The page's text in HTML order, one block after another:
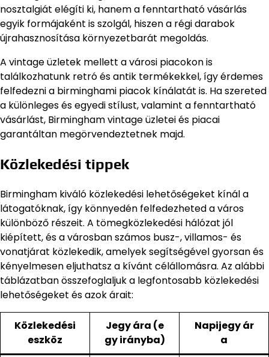
nosztalgiát elégíti ki, hanem a fenntartható vásárlás
egyik formájaként is szolgál, hiszen a régi darabok
újrahasznosítása környezetbarát megoldás.
A vintage üzletek mellett a városi piacokon is
találkozhatunk retró és antik termékekkel, így érdemes
felfedezni a birminghami piacok kínálatát is. Ha szereted
a különleges és egyedi stílust, valamint a fenntartható
vásárlást, Birmingham vintage üzletei és piacai
garantáltan megörvendeztetnek majd.
Közlekedési tippek
Birmingham kiváló közlekedési lehetőségeket kínál a
látogatóknak, így könnyedén felfedezheted a város
különböző részeit. A tömegközlekedési hálózat jól
kiépített, és a városban számos busz-, villamos- és
vonatjárat közlekedik, amelyek segítségével gyorsan és
kényelmesen eljuthatsz a kívánt célállomásra. Az alábbi
táblázatban összefoglaljuk a legfontosabb közlekedési
lehetőségeket és azok árait:
Közlekedési
eszköz
Jegy ára (e
gy irányba)
Napijegy ár
a